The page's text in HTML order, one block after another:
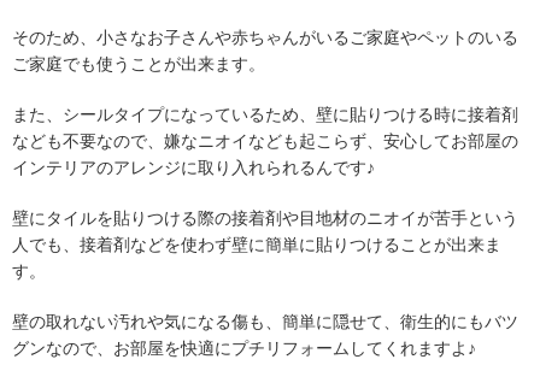
そのため、小さなお子さんや赤ちゃんがいるご家庭やペットのいる
ご家庭でも使うことが出来ます。
また、シールタイプになっているため、壁に貼りつける時に接着剤
なども不要なので、嫌なニオイなども起こらず、安心してお部屋の
インテリアのアレンジに取り入れられるんです♪
壁にタイルを貼りつける際の接着剤や目地材のニオイが苦手という
人でも、接着剤などを使わず壁に簡単に貼りつけることが出来ま
す。
壁の取れない汚れや気になる傷も、簡単に隠せて、衛生的にもバツ
グンなので、お部屋を快適にプチリフォームしてくれますよ♪